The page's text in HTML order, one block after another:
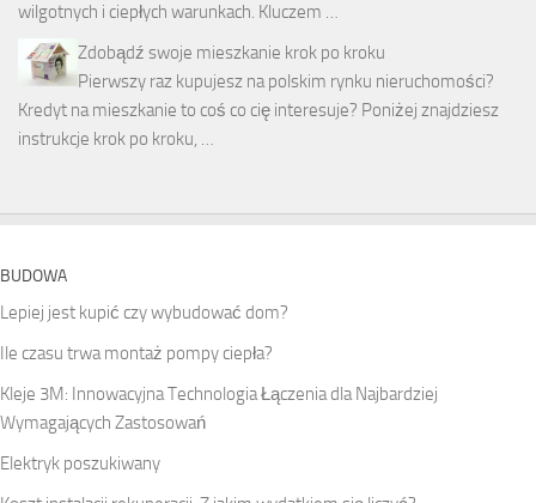
wilgotnych i ciepłych warunkach. Kluczem …
Zdobądź swoje mieszkanie krok po kroku
Pierwszy raz kupujesz na polskim rynku nieruchomości?
Kredyt na mieszkanie to coś co cię interesuje? Poniżej znajdziesz
instrukcje krok po kroku, …
BUDOWA
Lepiej jest kupić czy wybudować dom?
Ile czasu trwa montaż pompy ciepła?
Kleje 3M: Innowacyjna Technologia Łączenia dla Najbardziej
Wymagających Zastosowań
Elektryk poszukiwany